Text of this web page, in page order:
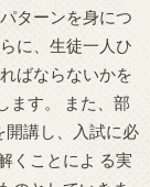
ターンを身につ
に、生徒一人ひ
ばならないかを
ます。 また、部
開講し、入試に必
くことによ る実